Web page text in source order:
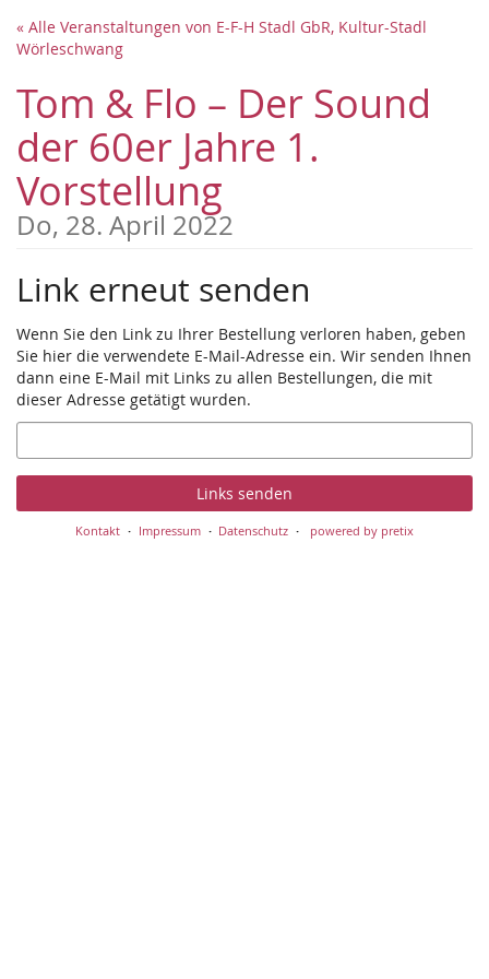
Zum
Haupt-
springen
« Alle Veranstaltungen von E-F-H Stadl GbR, Kultur-Stadl
Wörleschwang
Tom & Flo – Der Sound
der 60er Jahre 1.
Vorstellung
Do, 28. April 2022
Link erneut senden
Wenn Sie den Link zu Ihrer Bestellung verloren haben, geben
Sie hier die verwendete E-Mail-Adresse ein. Wir senden Ihnen
dann eine E-Mail mit Links zu allen Bestellungen, die mit
dieser Adresse getätigt wurden.
E-
Mail
Links senden
Kontakt Impressum Datenschutz powered by pretix